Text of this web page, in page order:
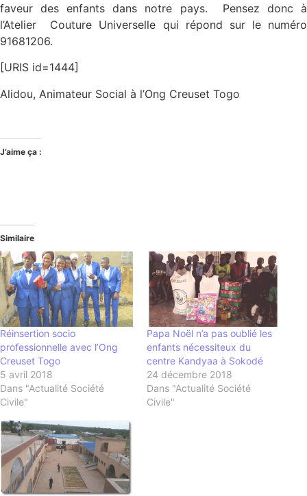
faveur des enfants dans notre pays. Pensez donc à
l’Atelier Couture Universelle qui répond sur le numéro
91681206.
[URIS id=1444]
Alidou, Animateur Social à l’Ong Creuset Togo
J’aime ça :
Similaire
Réinsertion socio
professionnelle avec l’Ong
Creuset Togo
5 avril 2018
Dans "Actualité Société
Civile"
Papa Noël n’a pas oublié les
enfants nécessiteux du
centre Kandyaa à Sokodé
24 décembre 2018
Dans "Actualité Société
Civile"